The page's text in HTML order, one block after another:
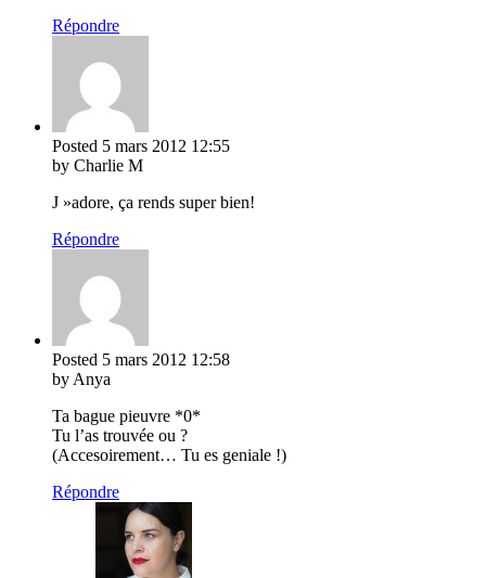
Répondre
Posted 5 mars 2012 12:55
by Charlie M
J »adore, ça rends super bien!
Répondre
Posted 5 mars 2012 12:58
by Anya
Ta bague pieuvre *0*
Tu l’as trouvée ou ?
(Accesoirement… Tu es geniale !)
Répondre